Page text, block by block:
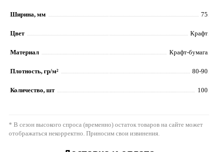
Ширина, мм 75
Цвет Крафт
Материал Крафт-бумага
Плотность, гр/м² 80-90
Количество, шт 100
* В сезон высокого спроса (временно) остаток товаров на сайте может
отображаться некорректно. Приносим свои извинения.